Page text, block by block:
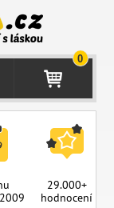
0
29.000+
hodnocení